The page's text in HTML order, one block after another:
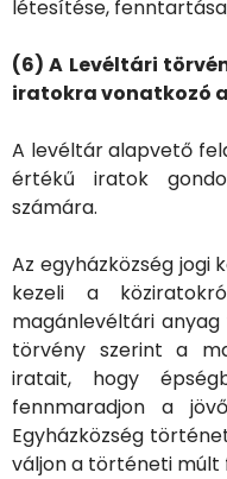
létesítése,
(6) A Levéltári
iratokra vonatkozó
A levéltár alapvető
értékű iratok
számára.
Az egyházközség
kezeli a
magánlevéltári anyag
törvény szerint a
iratait, hogy
fennmaradjon a
Egyházközség
váljon a történeti múlt